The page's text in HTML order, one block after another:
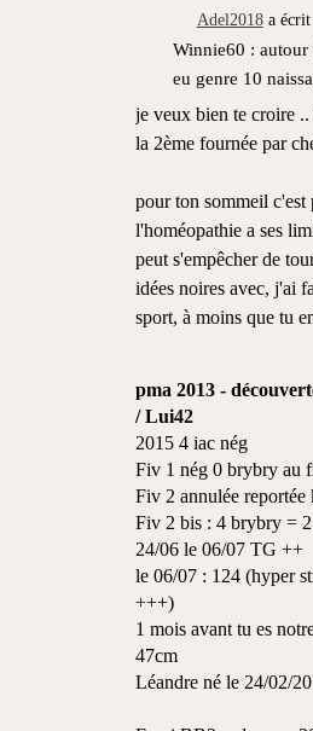
Adel2018a écrit
Winnie60 :
eu genre 10
je veux bien te croire
la 2ème fournée par
pour ton sommeil c'est
l'homéopathie a ses
peut s'empêcher de
idées noires avec, j'ai
sport, à moins que tu
pma 2013 -
/ Lui42
2015 4 iac nég
Fiv 1 nég 0 brybry au
Fiv 2 annulée reportée
Fiv 2 bis : 4 brybry = 2
24/06 le 06/07 TG ++
le 06/07 : 124 (hyper
+++)
1 mois avant tu es
47cm
Léandre né le 24/02/